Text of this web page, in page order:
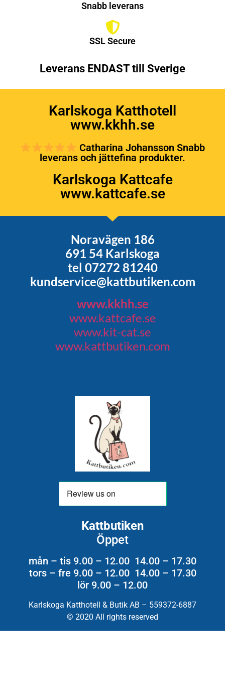
Snabb leverans
SSL Secure
Leverans ENDAST till Sverige
Karlskoga Katthotell
www.kkhh.se
Catharina Johansson Snabb
leverans och jättefina produkter.
Karlskoga Kattcafe
www.kattcafe.se
Noravägen 186
691 54 Karlskoga
tel 07272 81240
kundservice@kattbutiken.com
www.kkhh.se
www.kattcafe.se
www.kit-cat.se
www.kattbutiken.com
Kattbutiken
Öppet
mån – tis 9.00 – 12.00 14.00 – 17.30
tors – fre 9.00 – 12.00 14.00 – 17.30
lör 9.00 – 12.00
Karlskoga Katthotell & Butik AB – 559372-6887
© 2020 All rights reserved